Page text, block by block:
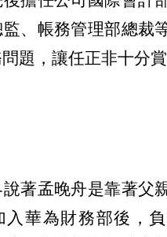
、帳務管理部總裁
題，讓任正非十分賞
著孟晚舟是靠著父
入華為財務部後，